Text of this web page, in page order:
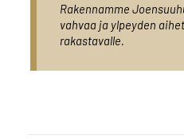
Rakennamme
vahvaa ja ylpeyden
rakastavalle.